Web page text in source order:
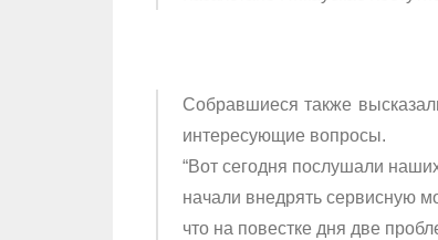
Собравшиеся также
интересующие вопросы.
“Вот сегодня послушали
начали внедрять сервисную
что на повестке дня две